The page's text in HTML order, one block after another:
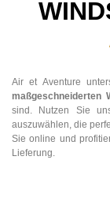
Air et Aventure
maßgeschneiderten
sind. Nutzen Sie
auszuwählen, die
Sie online und
Lieferung.